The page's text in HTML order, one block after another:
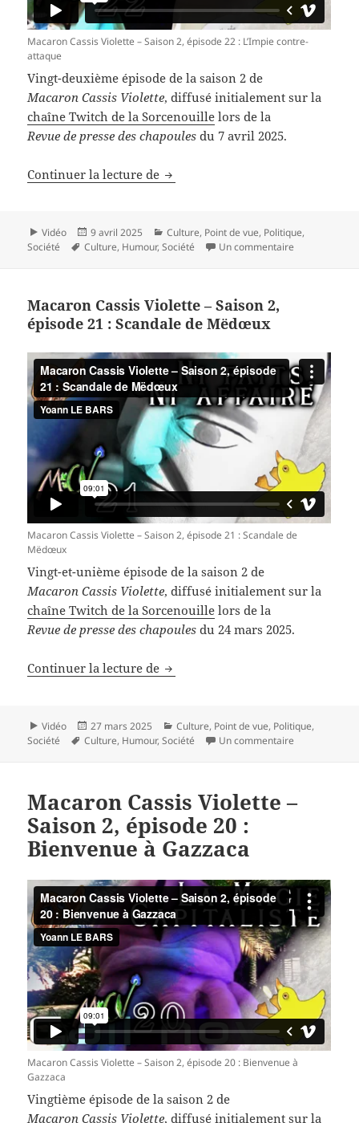
Macaron Cassis Violette – Saison 2, épisode 22 : L’Impie contre-
attaque
Vingt-deuxième épisode de la saison 2 de
Macaron Cassis Violette, diffusé initialement sur la
chaîne Twitch de la Sorcenouille lors de la
Revue de presse des chapoules du 7 avril 2025.
Continuer la lecture de Macaron Cassis Violette – Saison
Format
Vidéo
Publié
le
9 avril 2025 Catégories
Culture, Point de vue, Politique,
Société
Mots-
Culture, Humour,Société Un commentaire
Macaron Cassis Violette – Saison 2,
épisode 21 : Scandale de Mëdœux
Macaron Cassis Violette – Saison 2, épisode 21 : Scandale de
Mëdœux
Vingt-et-unième épisode de la saison 2 de
Macaron Cassis Violette, diffusé initialement sur la
chaîne Twitch de la Sorcenouille lors de la
Revue de presse des chapoules du 24 mars 2025.
Continuer la lecture de Macaron Cassis Violette – Saison
Format
Vidéo
Publié
le
27 mars 2025 Catégories
Culture, Point de vue, Politique,
Société
Mots-
Culture, Humour,Société Un commentaire
Macaron Cassis Violette –
Saison 2, épisode 20 :
Bienvenue à Gazzaca
Macaron Cassis Violette – Saison 2, épisode 20 : Bienvenue à
Gazzaca
Vingtième épisode de la saison 2 de
Macaron Cassis Violette, diffusé initialement sur la